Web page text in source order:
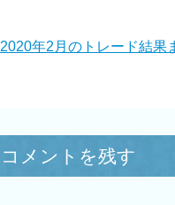
2020年2月のトレード結果
コメントを残す